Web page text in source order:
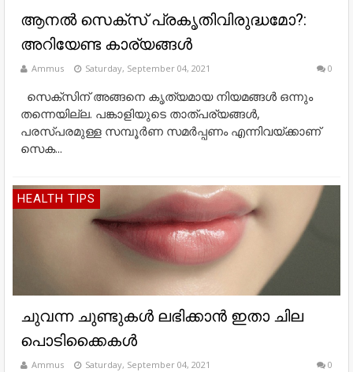
ആനല്‍ സെക്‌സ് പ്രകൃതിവിരുദ്ധമോ?:
അറിയേണ്ട കാര്യങ്ങൾ
Ammus Saturday, September 04, 2021 0
സെക്‌സിന് അങ്ങനെ കൃത്യമായ നിയമങ്ങള്‍ ഒന്നും
തന്നെയില്ല. പങ്കാളിയുടെ താത്പര്യങ്ങള്‍,
പരസ്പരമുള്ള സമ്പൂര്‍ണ സമര്‍പ്പണം എന്നിവയ്ക്കാണ്
സെക...
HEALTH TIPS
ചുവന്ന ചുണ്ടുകൾ ലഭിക്കാൻ ഇതാ ചില
പൊടിക്കെെകൾ
Ammus Saturday, September 04, 2021 0